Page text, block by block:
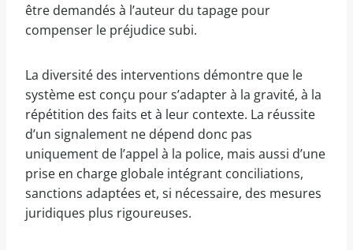
être demandés à l’auteur du tapage pour
compenser le préjudice subi.
La diversité des interventions démontre que le
système est conçu pour s’adapter à la gravité, à la
répétition des faits et à leur contexte. La réussite
d’un signalement ne dépend donc pas
uniquement de l’appel à la police, mais aussi d’une
prise en charge globale intégrant conciliations,
sanctions adaptées et, si nécessaire, des mesures
juridiques plus rigoureuses.